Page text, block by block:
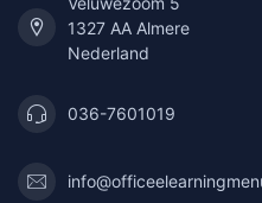
1327 AA Almere
Nederland
036-7601019